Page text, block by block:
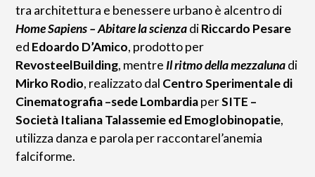
tra architettura e benessere urbano è alcentro di
Home Sapiens – Abitare la scienzadiRiccardo Pesare
ed Edoardo D’Amico, prodotto per
RevosteelBuilding, mentre Il ritmo della mezzalunadi
Mirko Rodio, realizzato dal Centro Sperimentale di
Cinematografia –sede LombardiaperSITE –
Società Italiana Talassemie ed Emoglobinopatie,
utilizza danza e parola per raccontarel’anemia
falciforme.